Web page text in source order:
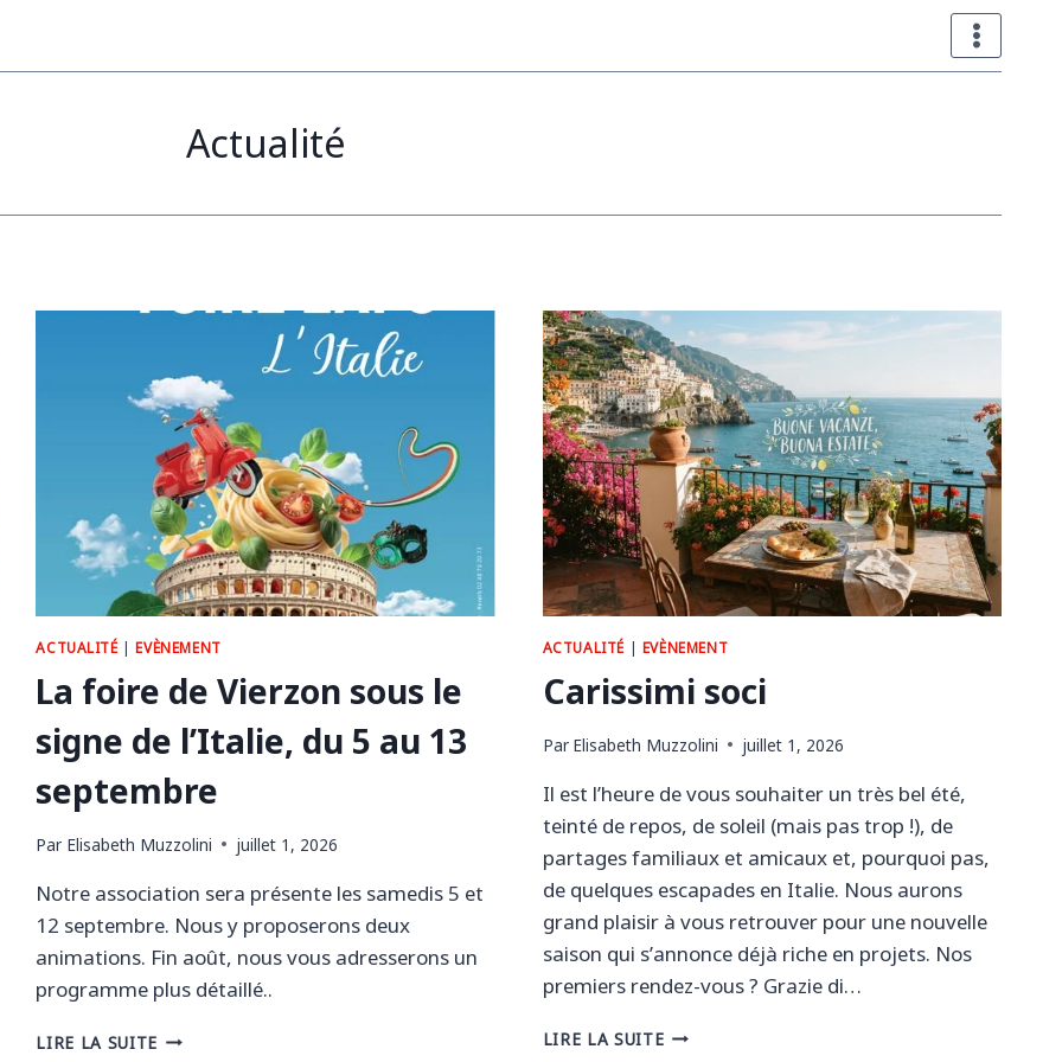
Actualité
ACTUALITÉ|EVÈNEMENT
La foire de Vierzon sous le
signe de l’Italie, du 5 au 13
septembre
Par Elisabeth Muzzolini juillet 1, 2026
Notre association sera présente les samedis 5 et
12 septembre. Nous y proposerons deux
animations. Fin août, nous vous adresserons un
programme plus détaillé..
LIRE LA SUITE LA
ACTUALITÉ | EVÈNEMENT
Carissimi soci
Par Elisabeth Muzzolini juillet 1, 2026
Il est l’heure de vous souhaiter un très bel été,
teinté de repos, de soleil (mais pas trop !), de
partages familiaux et amicaux et, pourquoi pas,
de quelques escapades en Italie. Nous aurons
grand plaisir à vous retrouver pour une nouvelle
saison qui s’annonce déjà riche en projets. Nos
premiers rendez-vous ? Grazie di…
LIRE LA SUITECARISSIMI